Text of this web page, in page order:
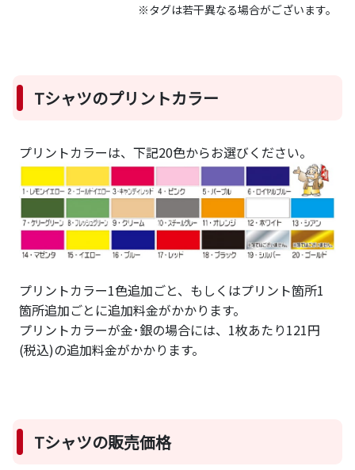
※タグは若干異なる場合がございます。
Tシャツのプリントカラー
プリントカラーは、下記20色からお選びください。
プリントカラー1色追加ごと、もしくはプリント箇所1
箇所追加ごとに追加料金がかかります。
プリントカラーが金･銀の場合には、1枚あたり121円
(税込)の追加料金がかかります。
Tシャツの販売価格